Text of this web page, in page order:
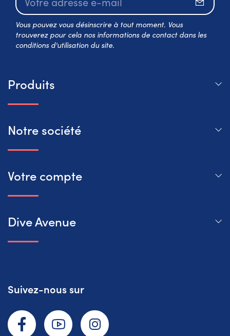
Vous pouvez vous désinscrire à tout moment. Vous
trouverez pour cela nos informations de contact dans les
conditions d'utilisation du site.
Produits
Notre société
Votre compte
Dive Avenue
Suivez-nous sur